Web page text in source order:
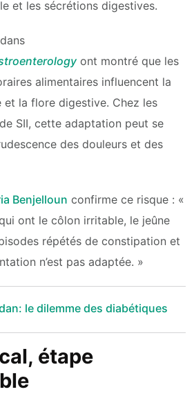
et les sécrétions digestives.
ont montré que les
alimentaires influencent la
et la flore digestive. Chez les
SII, cette adaptation peut se
des douleurs et des
Benjelloun confirme ce risque : «
ont le côlon irritable, le jeûne
répétés de constipation et
n’est pas adaptée. »
le dilemme des diabétiques
étape